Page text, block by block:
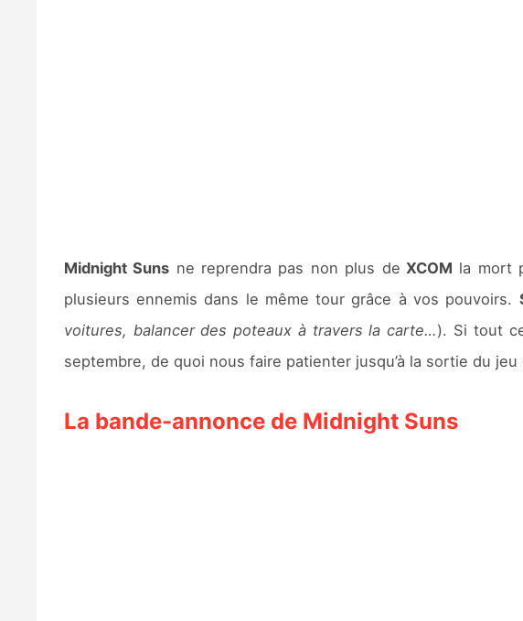
Midnight Suns ne reprendra pas non plus de XCOM la mort
plusieurs ennemis dans le même tour grâce à vos pouvoirs.
voitures, balancer des poteaux à travers la carte…). Si tout
septembre, de quoi nous faire patienter jusqu’à la sortie du jeu
La bande-annonce de Midnight Suns